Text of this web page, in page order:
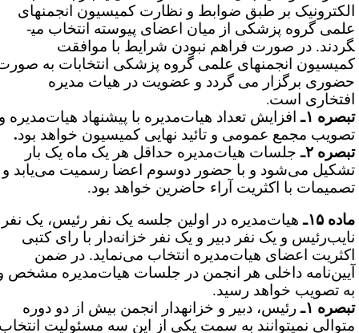
بر طبق ضوابط و نظارت کمیسیون انجمن­های
گروه پزشکی از میان اعضای پیوسته انتخاب می­
در صورت فراهم نبودن شرایط با موافقت
انجمن­های علمی گروه پزشکی انتخابات به صورت
برگزار می گردد و عضویت در هیات مدیره
است.
۱ـ
افزایش تعداد هیات‌مدیره با پیشنهاد هیات‌مدیره و
مجمع عمومی و تائید نهایی کمیسیون خواهد بود.
۲ـ
جلسات هیات‌مدیره حداقل هر یک ماه یک بار
می‌شود و با حضور دوسوم اعضا رسمیت می‌یابد و
با اکثریت آراء حاضرین خواهد بود.
۱۵ـ
هیات‌مدیره در اولین جلسه یک نفر رئیس، یک نفر
و یک نفر دبیر و یک نفر خزانه‌دار با رای کتبی
اعضای هیات‌مدیره انتخاب می‌نماید. در ضمن
داخلی هر انجمن در جلسات هیات‌مدیره مشخص و
تصویب خواهد رسید.
۱ـ
رئیس، دبیر و خزانه­دار انجمن بیش از دو دوره
نمی­توانند به سمت یکی از این سه مسئولیت انتخاب